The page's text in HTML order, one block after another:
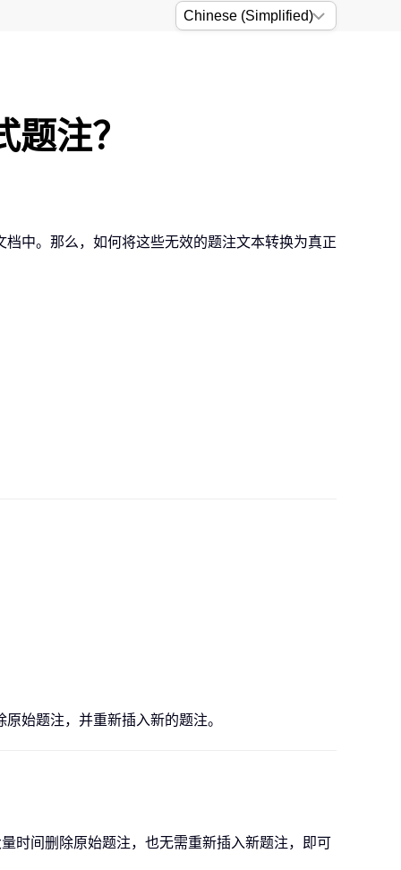
注？
中。那么，如何将这些无效的题注文本转换为真正
始题注，并重新插入新的题注。
时间删除原始题注，也无需重新插入新题注，即可